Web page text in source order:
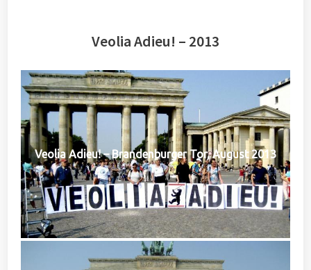
Veolia Adieu! – 2013
Veolia Adieu! – Brandenburger Tor, August 2013